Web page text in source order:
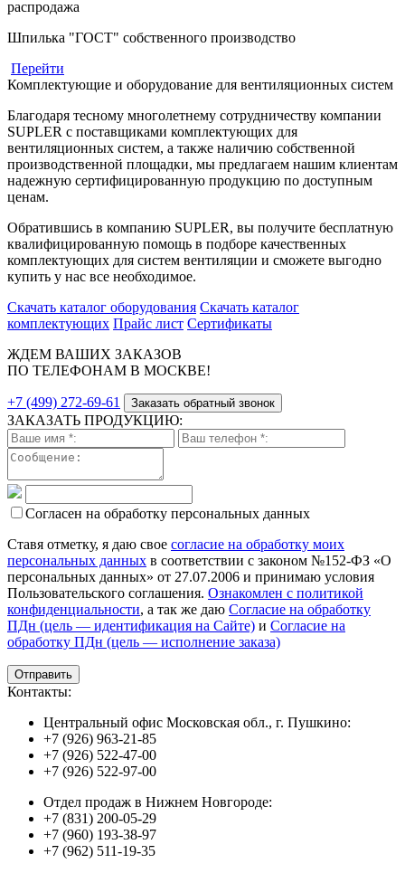
распродажа
Шпилька "ГОСТ" собственного производство
Перейти
Комплектующие и оборудование для вентиляционных систем
Благодаря тесному многолетнему сотрудничеству компании
SUPLER с поставщиками комплектующих для
вентиляционных систем, а также наличию собственной
производственной площадки, мы предлагаем нашим клиентам
надежную сертифицированную продукцию по доступным
ценам.
Обратившись в компанию SUPLER, вы получите бесплатную
квалифицированную помощь в подборе качественных
комплектующих для систем вентиляции и сможете выгодно
купить у нас все необходимое.
Скачать каталог оборудования Скачать каталог
комплектующих Прайс лист Сертификаты
ЖДЕМ ВАШИХ ЗАКАЗОВ
ПО ТЕЛЕФОНАМ В МОСКВЕ!
+7 (499) 272-69-61 Заказать обратный звонок
ЗАКАЗАТЬ ПРОДУКЦИЮ:
Согласен на обработку персональных данных
Ставя отметку, я даю свое согласие на обработку моих
персональных данных в соответствии с законом №152-ФЗ «О
персональных данных» от 27.07.2006 и принимаю условия
Пользовательского соглашения. Ознакомлен с политикой
конфиденциальности, а так же даю Согласие на обработку
ПДн (цель — идентификация на Сайте) и Согласие на
обработку ПДн (цель — исполнение заказа)
Контакты:
Центральный офис Московская обл., г. Пушкино:
+7 (926) 963-21-85
+7 (926) 522-47-00
+7 (926) 522-97-00
Отдел продаж в Нижнем Новгороде:
+7 (831) 200-05-29
+7 (960) 193-38-97
+7 (962) 511-19-35